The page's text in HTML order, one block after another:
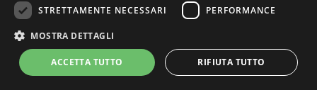
STRETTAMENTE NECESSARI
PERFORMANCE
MOSTRA DETTAGLI
ACCETTA TUTTO RIFIUTA TUTTO